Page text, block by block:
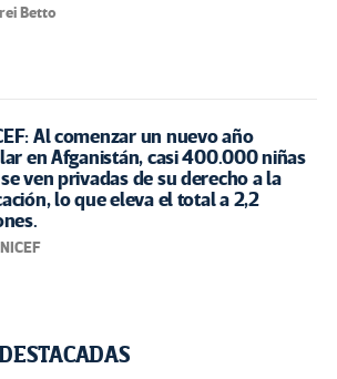
Betto
Al comenzar un nuevo año
en Afganistán, casi 400.000 niñas
ven privadas de su derecho a la
lo que eleva el total a 2,2